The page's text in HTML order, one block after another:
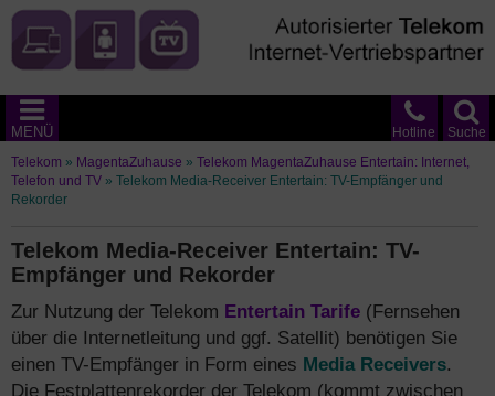
Suche
Hotline
MENÜ
Telekom » MagentaZuhause » Telekom MagentaZuhause Entertain: Internet,
Telefon und TV » Telekom Media-Receiver Entertain: TV-Empfänger und
Rekorder
Telekom Media-Receiver Entertain: TV-
Empfänger und Rekorder
Zur Nutzung der Telekom Entertain Tarife (Fernsehen
über die Internetleitung und ggf. Satellit) benötigen Sie
einen TV-Empfänger in Form eines Media Receivers.
Die Festplattenrekorder der Telekom (kommt zwischen